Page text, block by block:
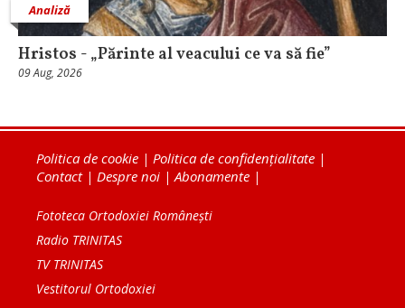
Analiză
Hristos - „Părinte al veacului ce va să fie”
09 Aug, 2026
Politica de cookie | Politica de confidențialitate |
Contact| Despre noi | Abonamente |
Fototeca Ortodoxiei Românești
Radio TRINITAS
TV TRINITAS
Vestitorul Ortodoxiei